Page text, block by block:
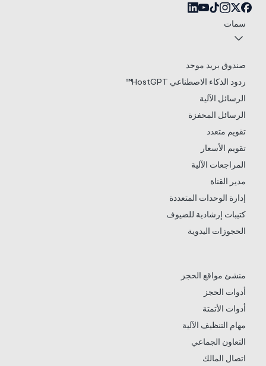
سمات
صندوق بريد موحد
ردود الذكاء الاصطناعي HostGPT™
الرسائل الآلية
الرسائل المحفزة
تقويم متعدد
تقويم الأسعار
المراجعات الآلية
مدير القناة
إدارة الوحدات المتعددة
كتيبات إرشادية للضيوف
الحجوزات اليدوية
منشئ مواقع الحجز
أدوات الحجز
أدوات الأتمتة
مهام التنظيف الآلية
التعاون الجماعي
اتصال المالك